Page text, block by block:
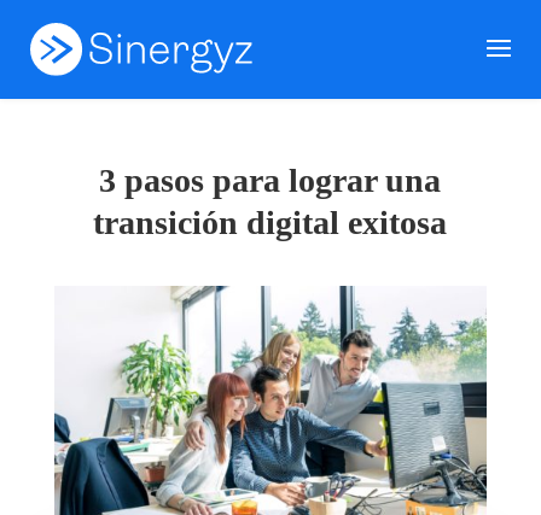
3 pasos para lograr una
transición digital exitosa